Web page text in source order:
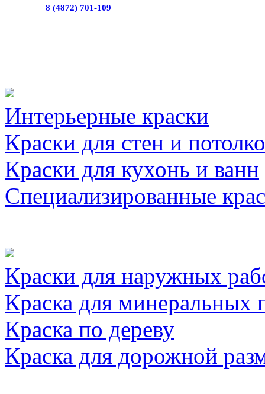
8 (4872) 701-109
Интерьерные краски
Краски для стен и
Краски для кухонь и ванн
Специализированные
Краски для наружных
Краска для минеральных
Краска по дереву
Краска для дорожной